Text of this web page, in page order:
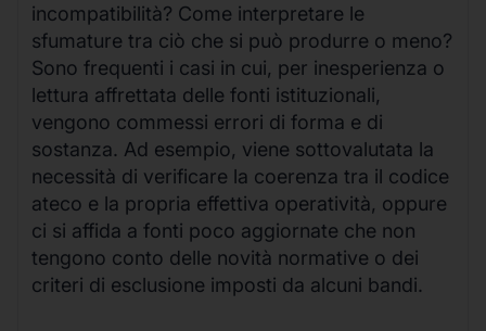
incompatibilità? Come interpretare le
sfumature tra ciò che si può produrre o meno?
Sono frequenti i casi in cui, per inesperienza o
lettura affrettata delle fonti istituzionali,
vengono commessi errori di forma e di
sostanza. Ad esempio, viene sottovalutata la
necessità di verificare la coerenza tra il codice
ateco e la propria effettiva operatività, oppure
ci si affida a fonti poco aggiornate che non
tengono conto delle novità normative o dei
criteri di esclusione imposti da alcuni bandi.